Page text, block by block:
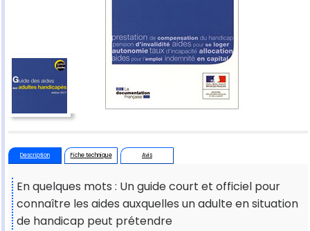
Description Fiche technique Avis
En quelques mots : Un guide court et officiel pour
connaître les aides auxquelles un adulte en situation
de handicap peut prétendre